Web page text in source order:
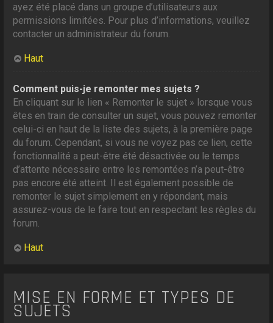
ayez été placé dans un groupe d’utilisateurs aux
permissions limitées. Pour plus d’informations, veuillez
contacter un administrateur du forum.
Haut
Comment puis-je remonter mes sujets ?
En cliquant sur le lien « Remonter le sujet » lorsque vous
êtes en train de consulter un sujet, vous pouvez remonter
celui-ci en haut de la liste des sujets, à la première page
du forum. Cependant, si vous ne voyez pas ce lien, cette
fonctionnalité a peut-être été désactivée ou le temps
d’attente nécessaire entre les remontées n’a peut-être
pas encore été atteint. Il est également possible de
remonter le sujet simplement en y répondant, mais
assurez-vous de le faire tout en respectant les règles du
forum.
Haut
MISE EN FORME ET TYPES DE
SUJETS